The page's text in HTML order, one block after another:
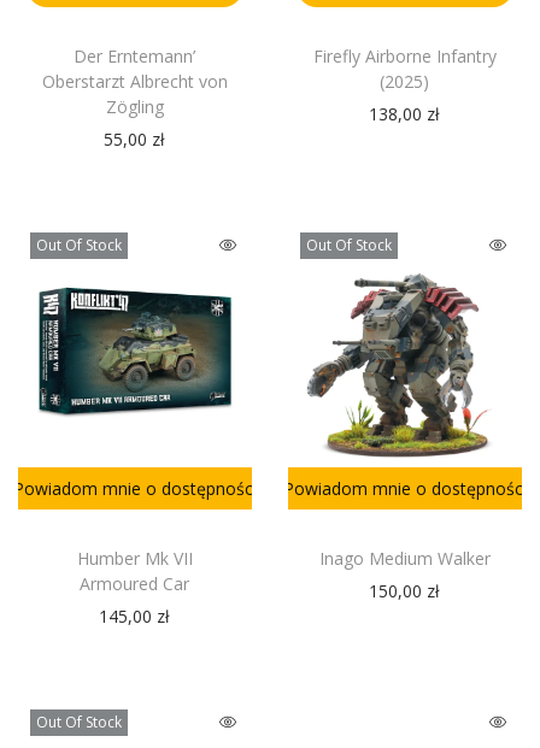
Der Erntemann’
Oberstarzt Albrecht von
Zögling
55,00 zł
Firefly Airborne Infantry
(2025)
138,00 zł
Out Of Stock
Powiadom mnie o dostępności
Humber Mk VII
Armoured Car
145,00 zł
Out Of Stock
Powiadom mnie o dostępności
Inago Medium Walker
150,00 zł
Out Of Stock